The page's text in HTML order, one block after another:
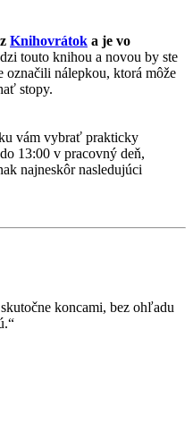
Knihovrátok a je vo
touto knihou a novou by ste
označili nálepkou, ktorá môže
stopy.
vám vybrať prakticky
13:00 v pracovný deň,
najneskôr nasledujúci
koncami, bez ohľadu